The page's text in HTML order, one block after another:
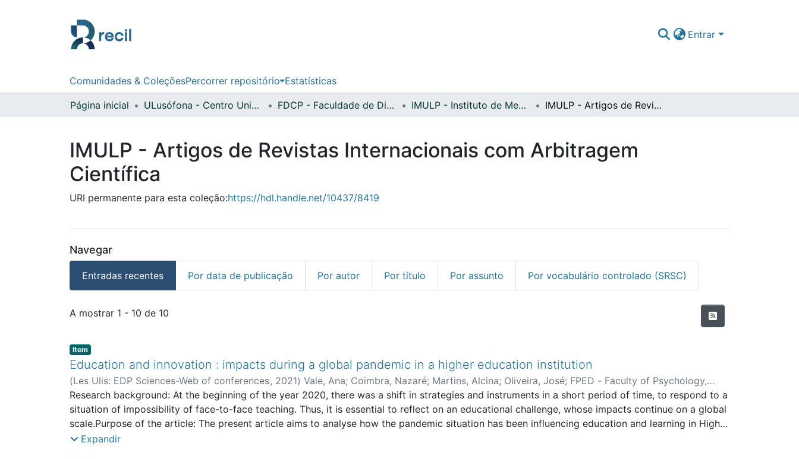
Entrar
Comunidades & ColeçõesPercorrer repositório Estatísticas
Página inicial ULusófona - Centro Universitário do Porto FDCP - Faculdade de Direito e Ciência Política IMULP - Instituto de Mediação da Universidade Lusófona do Porto IMULP - Artigos de Revistas Internacionais com Arbitragem Científica
IMULP - Artigos de Revistas Internacionais com Arbitragem
Científica
URI permanente para esta coleção:https://hdl.handle.net/10437/8419
Navegar
Entradas recentes Por data de publicação Por autor Por título Por assunto Por vocabulário controlado (SRSC)
Entradas recentes
A mostrar 1 - 10 de 10
Item type:
Item,
Education and innovation : impacts during a global pandemic in a higher education institution
(Les Ulis: EDP Sciences-Web of conferences, 2021) Vale, Ana; Coimbra, Nazaré; Martins, Alcina; Oliveira, José; FPED - Faculty of Psychology,
Education and Sport;CeiED - Interdisciplinary Research Centre for Education and Development
Research background: At the beginning of the year 2020, there was a shift in strategies and instruments in a short period of time, to respond to a
situation of impossibility of face-to-face teaching. Thus, it is essential to reflect on an educational challenge, whose impacts continue on a global
scale.Purpose of the article: The present article aims to analyse how the pandemic situation has been influencing education and learning in Higher
Education.Methods: Having as context a higher education institution located in the municipality of Porto, a case study was developed that
Expandir